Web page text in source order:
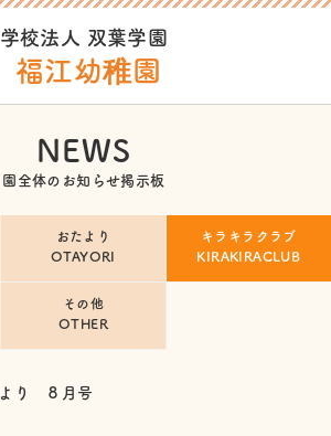
学校法人 双葉学園
福江幼稚園
NEWS
園全体のお知らせ掲示板
おたより
OTAYORI
キラキラクラブ
KIRAKIRACLUB
その他
OTHER